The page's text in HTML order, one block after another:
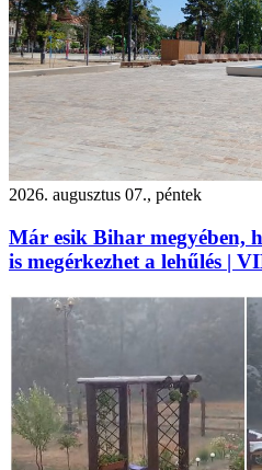
2026. augusztus 07., péntek
Már esik Bihar megyében,
is megérkezhet a lehűlés |